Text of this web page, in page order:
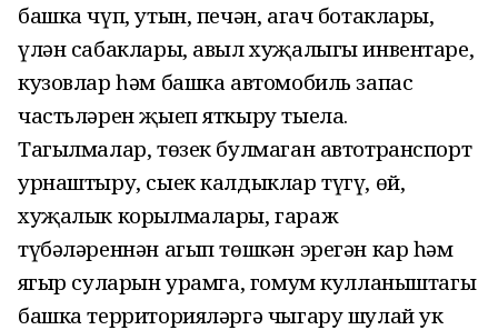
башка чүп, утын, печән, агач ботаклары,
үлән сабаклары, авыл хуҗалыгы инвентаре,
кузовлар һәм башка автомобиль запас
частьләрен җыеп яткыру тыела.
Тагылмалар, төзек булмаган автотранспорт
урнаштыру, сыек калдыклар түгү, өй,
хуҗалык корылмалары, гараж
түбәләреннән агып төшкән эрегән кар һәм
яңгыр суларын урамга, гомум кулланыштагы
башка территорияләргә чыгару шулай ук